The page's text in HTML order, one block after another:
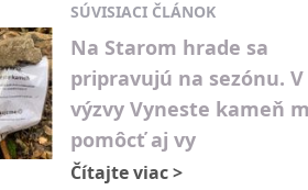
SÚVISIACI ČLÁNOK
Na Starom hrade sa
pripravujú na sezónu.
výzvy Vyneste kameň
pomôcť aj vy
Čítajte viac>